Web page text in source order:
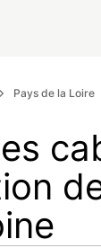
Pays de la Loire